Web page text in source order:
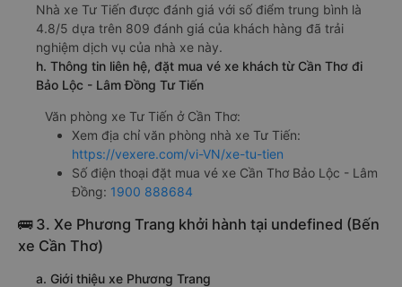
Nhà xe Tư Tiến được đánh giá với số điểm trung bình là
4.8/5 dựa trên 809 đánh giá của khách hàng đã trải
nghiệm dịch vụ của nhà xe này.
h. Thông tin liên hệ, đặt mua vé xe khách từ Cần Thơ đi
Bảo Lộc - Lâm Đồng Tư Tiến
Văn phòng xe Tư Tiến ở Cần Thơ:
Xem địa chỉ văn phòng nhà xe Tư Tiến:
https://vexere.com/vi-VN/xe-tu-tien
Số điện thoại đặt mua vé xe Cần Thơ Bảo Lộc - Lâm
Đồng: 1900 888684
🚌 3. Xe Phương Trang khởi hành tại undefined (Bến
xe Cần Thơ)
a. Giới thiệu xe Phương Trang